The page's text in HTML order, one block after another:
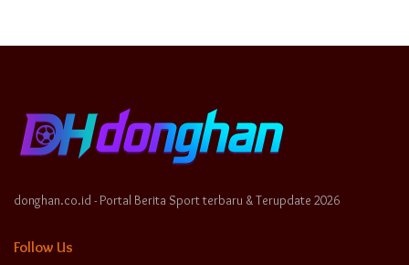
donghan.co.id - Portal Berita Sport terbaru & Terupdate 2026
Follow Us